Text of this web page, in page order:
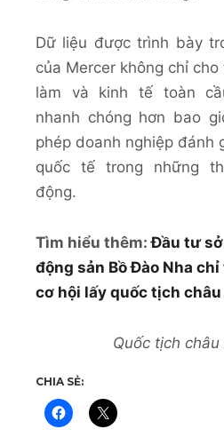
Dữ liệu được trình bày
của Mercer không chỉ
làm và kinh tế toàn
nhanh chóng hơn bao
phép doanh nghiệp đánh
quốc tế trong những
động.
Tìm hiểu thêm:Đầu tư
động sản Bồ Đào Nha
cơ hội lấy quốc tịch châu
Quốc tịch
CHIA SẺ: